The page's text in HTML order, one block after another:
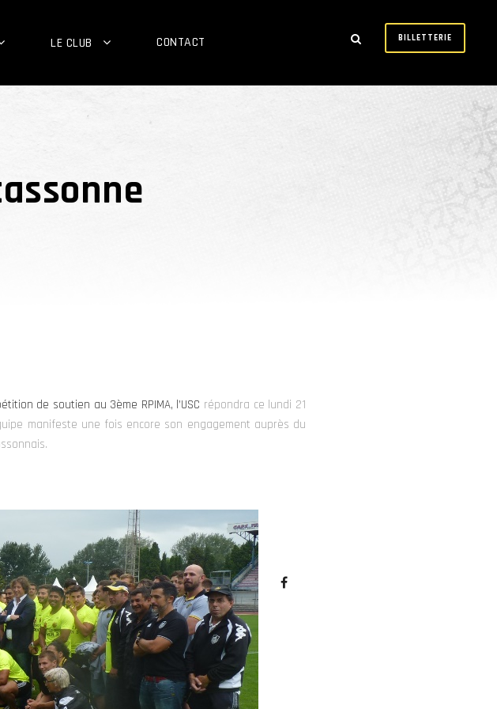
LE CLUB CONTACT BILLETTERIE
de soutien au 3ème RPIMA, l’USC répondra ce lundi 21
manifeste une fois encore son engagement auprès du